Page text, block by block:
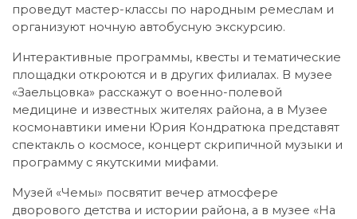
проведут мастер-классы по народным ремеслам и
организуют ночную автобусную экскурсию.
Интерактивные программы, квесты и тематические
площадки откроются и в других филиалах. В музее
«Заельцовка» расскажут о военно-полевой
медицине и известных жителях района, а в Музее
космонавтики имени Юрия Кондратюка представят
спектакль о космосе, концерт скрипичной музыки и
программу с якутскими мифами.
Музей «Чемы» посвятит вечер атмосфере
дворового детства и истории района, а в музее «На